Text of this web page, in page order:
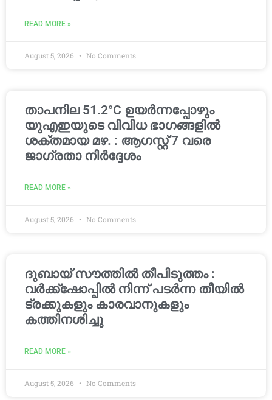
READ MORE »
August 5, 2026 No Comments
താപനില 51.2°C ഉയർന്നപ്പോഴും
യുഎഇയുടെ വിവിധ ഭാഗങ്ങളിൽ
ശക്തമായ മഴ. : ആഗസ്റ്റ് 7 വരെ
ജാഗ്രതാ നിർദ്ദേശം
READ MORE »
August 5, 2026 No Comments
ദുബായ് സൗത്തിൽ തീപിടുത്തം :
വർക്ക്‌ഷോപ്പിൽ നിന്ന് പടർന്ന തീയിൽ
ട്രക്കുകളും കാരവാനുകളും
കത്തിനശിച്ചു
READ MORE »
August 5, 2026 No Comments